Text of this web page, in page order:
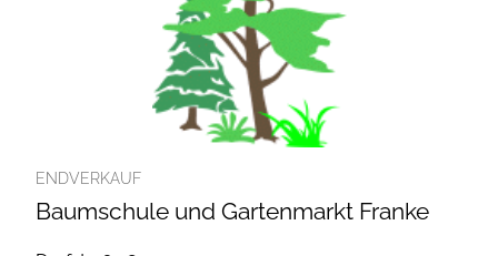
ENDVERKAUF
Baumschule und Gartenmarkt Franke